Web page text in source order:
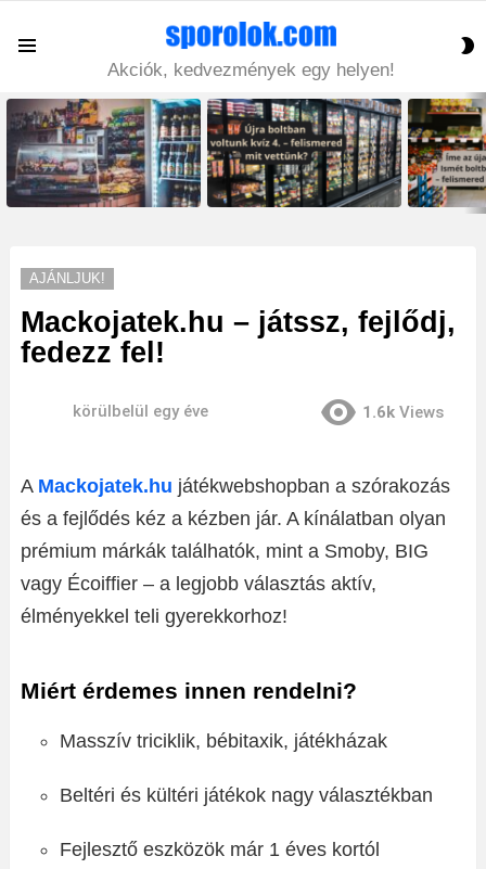
Akciók, kedvezmények egy helyen!
LATEST
STORIES
AJÁNLJUK!
Mackojatek.hu – játssz, fejlődj,
fedezz fel!
körülbelül egy éve 1.6k Views
A Mackojatek.hu játékwebshopban a szórakozás
és a fejlődés kéz a kézben jár. A kínálatban olyan
prémium márkák találhatók, mint a Smoby, BIG
vagy Écoiffier – a legjobb választás aktív,
élményekkel teli gyerekkorhoz!
Miért érdemes innen rendelni?
Masszív triciklik, bébitaxik, játékházak
Beltéri és kültéri játékok nagy választékban
Fejlesztő eszközök már 1 éves kortól